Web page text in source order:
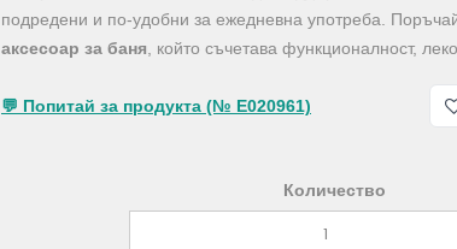
подредени и по-удобни за ежедневна употреба.
аксесоар за баня , който съчетава функционалност,
💬 Попитай за продукта (№ E020961)
Количество